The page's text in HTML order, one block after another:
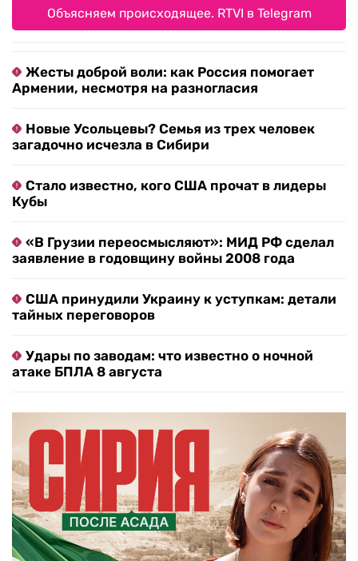
Объясняем происходящее. RTVI в Telegram
Жесты доброй воли: как Россия помогает
Армении, несмотря на разногласия
Новые Усольцевы? Семья из трех человек
загадочно исчезла в Сибири
Стало известно, кого США прочат в лидеры
Кубы
«В Грузии переосмысляют»: МИД РФ сделал
заявление в годовщину войны 2008 года
США принудили Украину к уступкам: детали
тайных переговоров
Удары по заводам: что известно о ночной
атаке БПЛА 8 августа